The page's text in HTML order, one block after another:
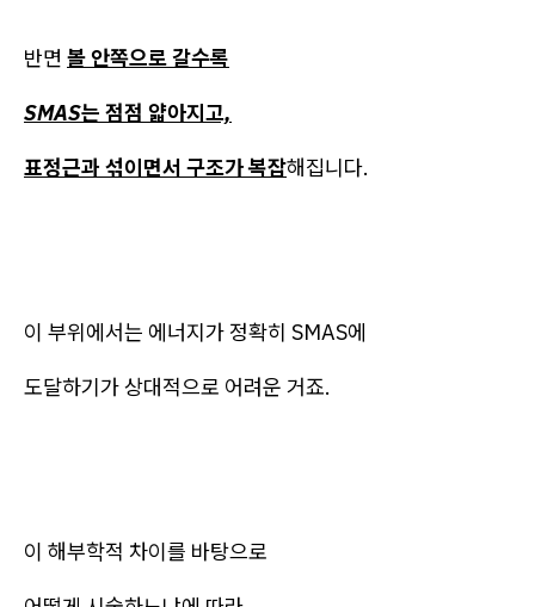
반면 볼 안쪽으로 갈수록
SMAS는 점점 얇아지고,
표정근과 섞이면서 구조가 복잡해집니다.
이 부위에서는 에너지가 정확히 SMAS에
도달하기가 상대적으로 어려운 거죠.
이 해부학적 차이를 바탕으로